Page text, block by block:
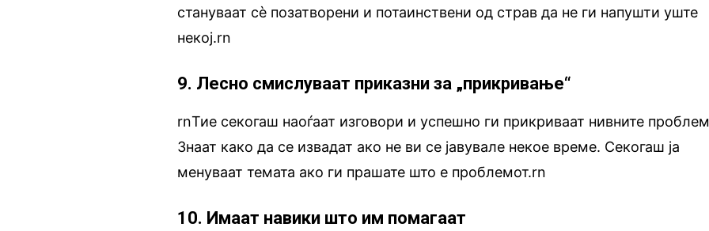
стануваат сè позатворени и потаинствени од страв да не ги напушти уште
некој.rn
9. Лесно смислуваат приказни за „прикривање“
rnТие секогаш наоѓаат изговори и успешно ги прикриваат нивните
Знаат како да се извадат ако не ви се јавувале некое време. Секогаш ја
менуваат темата ако ги прашате што е проблемот.rn
10. Имаат навики што им помагаат